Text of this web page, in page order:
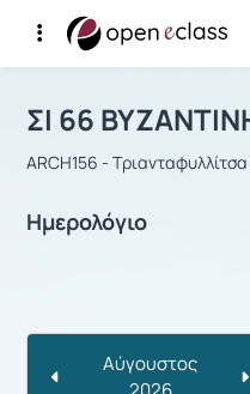
Μάθημα : ΣΙ 66
ΣΙ 66
ARCH156 -
Ημερολόγιο
Αύγουστος